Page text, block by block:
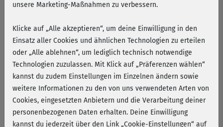
Kraft & Ausdauer
Entspannungskurse zum Abschalten
unsere Marketing-Maßnahmen zu verbessern.
Klicke auf „Alle akzeptieren“, um deine Einwilligung in den
Einsatz aller Cookies und ähnlichen Technologien zu erteilen
oder „Alle ablehnen“, um lediglich technisch notwendige
Technologien zuzulassen. Mit Klick auf „Präferenzen wählen“
kannst du zudem Einstellungen im Einzelnen ändern sowie
weitere Informationen zu den von uns verwendeten Arten von
Cookies, eingesetzten Anbietern und die Verarbeitung deiner
personenbezogenen Daten erhalten. Deine Einwilligung
kannst du jederzeit über den Link „Cookie-Einstellungen“ auf